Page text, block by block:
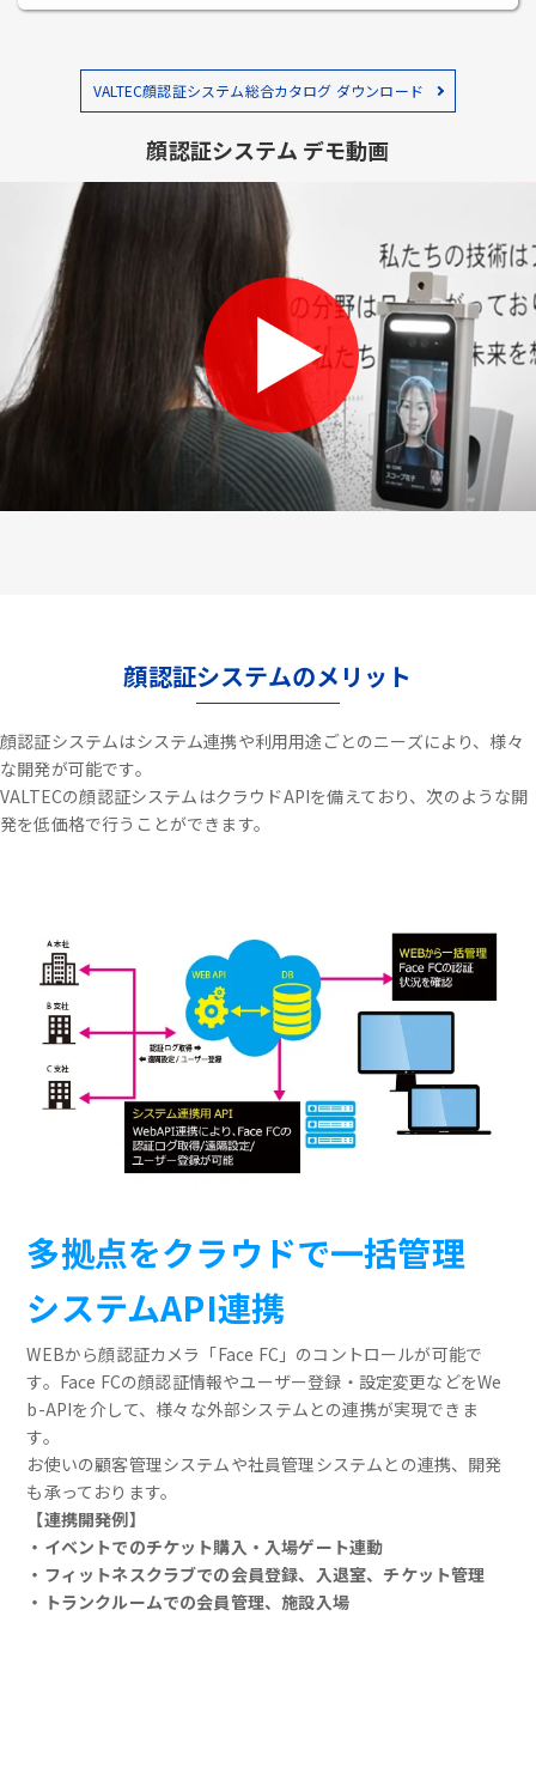
VALTEC顔認証システム総合カタログ ダウンロード
顔認証システム デモ動画
顔認証システムのメリット
顔認証システムはシステム連携や利用用途ごとのニーズにより、様々
な開発が可能です。
VALTECの顔認証システムはクラウドAPIを備えており、次のような開
発を低価格で行うことができます。
多拠点をクラウドで一括管理
システムAPI連携
WEBから顔認証カメラ「Face FC」のコントロールが可能で
す。Face FCの顔認証情報やユーザー登録・設定変更などをWe
b-APIを介して、様々な外部システムとの連携が実現できま
す。
お使いの顧客管理システムや社員管理システムとの連携、開発
も承っております。
【連携開発例】
・イベントでのチケット購入・入場ゲート連動
・フィットネスクラブでの会員登録、入退室、チケット管理
・トランクルームでの会員管理、施設入場